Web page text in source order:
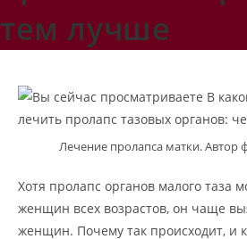
тем лучше
Лечение пролапса матки. Автор
Хотя пролапс органов малого таза
женщин всех возрастов, он чаще
женщин. Почему так происходит, и